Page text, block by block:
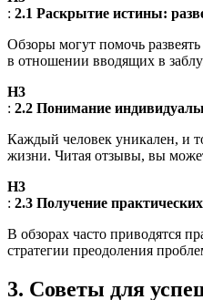
: 2.1 Раскрытие истины:
Обзоры могут помочь
в отношении вводящих в
H3
: 2.2 Понимание
Каждый человек уникален, и
жизни. Читая отзывы, вы
H3
: 2.3 Получение
В обзорах часто приводятся
стратегии преодоления
3. Советы для